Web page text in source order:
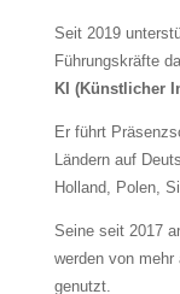
Seit 2019
Führungskräfte
KI (Künstlicher
Er führt
Ländern auf
Holland, Polen,
Seine seit 2017
werden von
genutzt.